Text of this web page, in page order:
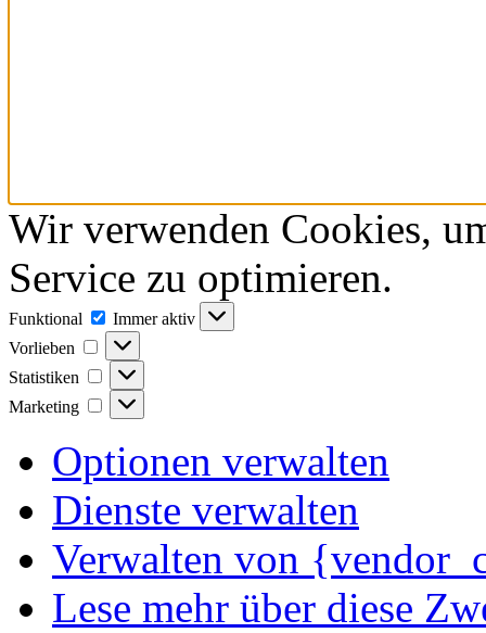
Wir verwenden Cookies,
Service zu optimieren.
Funktional Funktional
Immer aktiv
Vorlieben
Vorlieben
Statistiken Statistiken
Marketing Marketing
Optionen verwalten
Dienste verwalten
Verwalten von
Lese mehr über diese